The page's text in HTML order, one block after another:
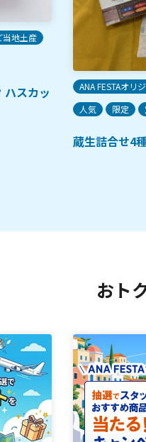
当地土産
ハスカッ
ANA FESTAオリ
人気
限定
蔵生詰合せ4
おト